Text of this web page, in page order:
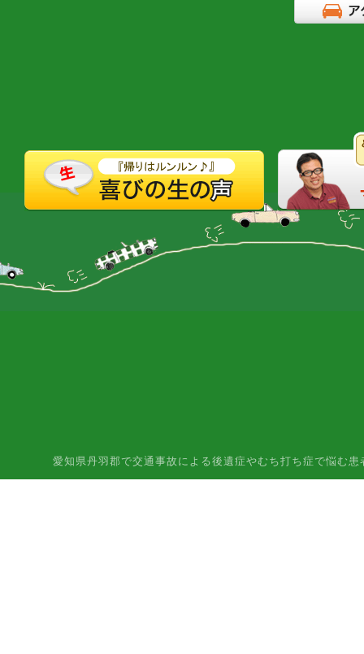
愛知県丹羽郡で交通事故による後遺症やむち打ち症で悩